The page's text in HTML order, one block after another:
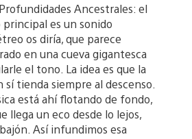
Ancestrales: el
es un sonido
os diría, que parece
en una cueva gigantesca
el tono. La idea es que la
tienda siempre al descenso.
está ahí flotando de fondo,
llega un eco desde lo lejos,
Así infundimos esa